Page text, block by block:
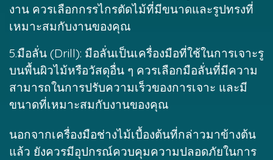
งาน ควรเลือกกรรไกรตัดไม้ที่มีขนาดและรูปทรงที่
เหมาะสมกับงานของคุณ
5.มือลั่น (Drill): มือลั่นเป็นเครื่องมือที่ใช้ในการเจาะรู
บนพื้นผิวไม้หรือวัสดุอื่น ๆ ควรเลือกมือลั่นที่มีความ
สามารถในการปรับความเร็วของการเจาะ และมี
ขนาดที่เหมาะสมกับงานของคุณ
นอกจากเครื่องมือช่างไม้เบื้องต้นที่กล่าวมาข้างต้น
แล้ว ยังควรมีอุปกรณ์ควบคุมความปลอดภัยในการ